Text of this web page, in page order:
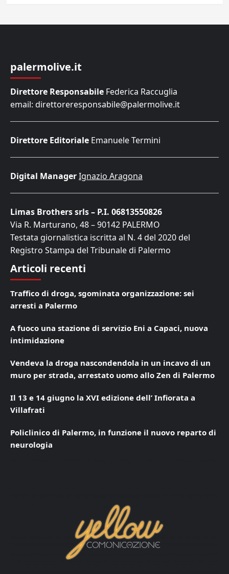
palermolive.it
Direttore Responsabile Federica Raccuglia
email: direttoreresponsabile@palermolive.it
Direttore Editoriale Emanuele Termini
Digital ManagerIgnazio Aragona
Limas Brothers srls – P.I. 06813550826
Via R. Marturano, 48 – 90142 PALERMO
Testata giornalistica iscritta al N. 4 del 2020 del
Registro Stampa del Tribunale di Palermo
Articoli recenti
Traffico di droga, sgominata organizzazione: sei
arresti a Palermo
A fuoco una stazione di servizio Eni a Capaci, nuova
intimidazione
Vendeva la droga nascondendola in un incavo di un
muro per strada, arrestato uomo allo Zen di Palermo
Il 13 e 14 giugno la XVI edizione dell’ Infiorata a
Villafrati
Policlinico di Palermo, in funzione il nuovo reparto di
neurologia